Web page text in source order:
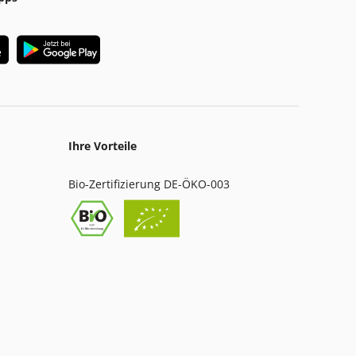
Ihre Vorteile
Bio-Zertifizierung DE-ÖKO-003